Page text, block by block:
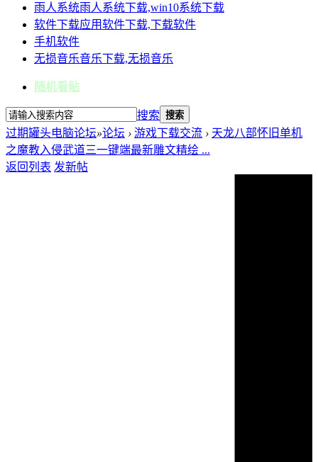
雨人系统雨人系统下载,win10系统下载
软件下载应用软件下载,下载软件
手机软件
无损音乐音乐下载,无损音乐
随机看贴
搜索 搜索
过期罐头电脑论坛»论坛 › 游戏下载交流 › 天龙八部怀旧单机
之魔教入侵武道三一键端最新雕文精绘 ...
返回列表 发新帖